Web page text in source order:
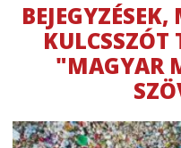
"MAGYAR